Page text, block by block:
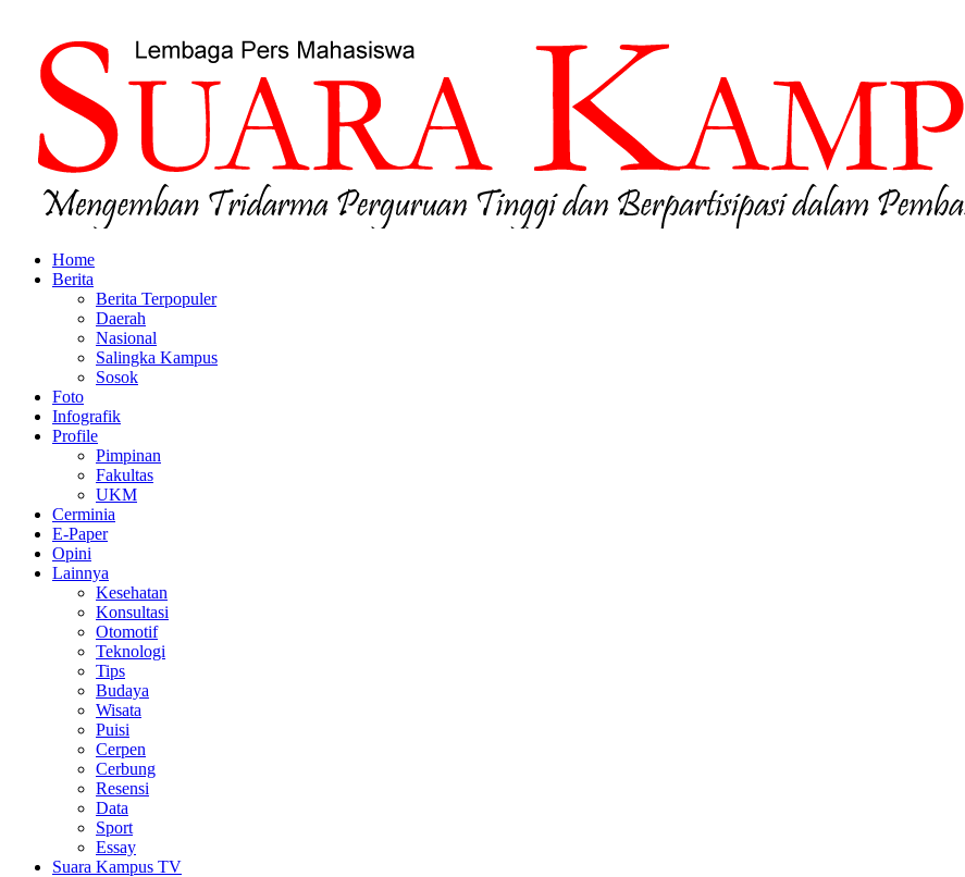
Home
Berita
Berita Terpopuler
Daerah
Nasional
Salingka Kampus
Sosok
Foto
Infografik
Profile
Pimpinan
Fakultas
UKM
Cerminia
E-Paper
Opini
Lainnya
Kesehatan
Konsultasi
Otomotif
Teknologi
Tips
Budaya
Wisata
Puisi
Cerpen
Cerbung
Resensi
Data
Sport
Essay
Suara Kampus TV